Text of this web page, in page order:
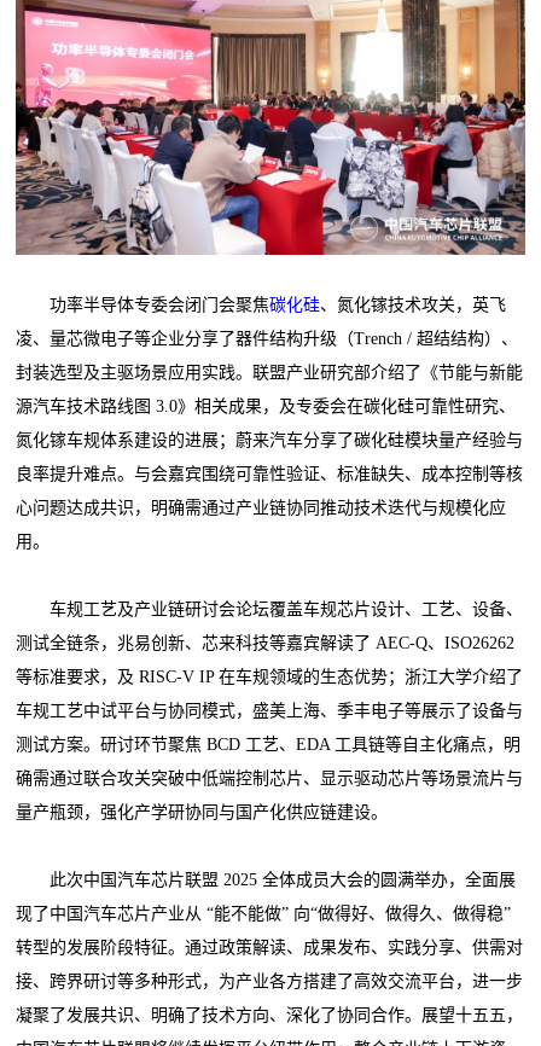
功率半导体专委会闭门会聚焦碳化硅、氮化镓技术攻关，英飞
凌、量芯微电子等企业分享了器件结构升级（Trench / 超结结构）、
封装选型及主驱场景应用实践。联盟产业研究部介绍了《节能与新能
源汽车技术路线图 3.0》相关成果，及专委会在碳化硅可靠性研究、
氮化镓车规体系建设的进展；蔚来汽车分享了碳化硅模块量产经验与
良率提升难点。与会嘉宾围绕可靠性验证、标准缺失、成本控制等核
心问题达成共识，明确需通过产业链协同推动技术迭代与规模化应
用。
车规工艺及产业链研讨会论坛覆盖车规芯片设计、工艺、设备、
测试全链条，兆易创新、芯来科技等嘉宾解读了 AEC-Q、ISO26262
等标准要求，及 RISC-V IP 在车规领域的生态优势；浙江大学介绍了
车规工艺中试平台与协同模式，盛美上海、季丰电子等展示了设备与
测试方案。研讨环节聚焦 BCD 工艺、EDA 工具链等自主化痛点，明
确需通过联合攻关突破中低端控制芯片、显示驱动芯片等场景流片与
量产瓶颈，强化产学研协同与国产化供应链建设。
此次中国汽车芯片联盟 2025 全体成员大会的圆满举办，全面展
现了中国汽车芯片产业从 “能不能做” 向“做得好、做得久、做得稳”
转型的发展阶段特征。通过政策解读、成果发布、实践分享、供需对
接、跨界研讨等多种形式，为产业各方搭建了高效交流平台，进一步
凝聚了发展共识、明确了技术方向、深化了协同合作。展望十五五，